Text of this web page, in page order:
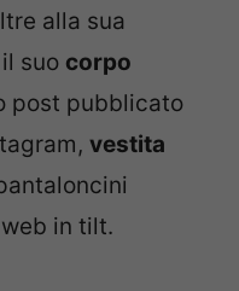
alla sua
suo corpo
post pubblicato
vestita
in tilt.